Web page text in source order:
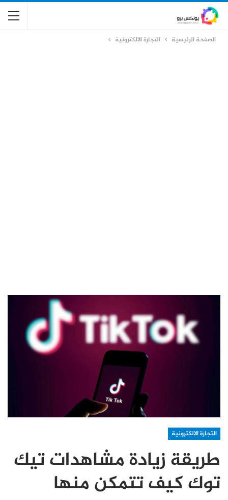
الصفحة الرئيسية التجارة الالكترونية
التجارة الالكترونية
طريقة زيادة مشاهدات تيك
توك كيف تتمكن منها